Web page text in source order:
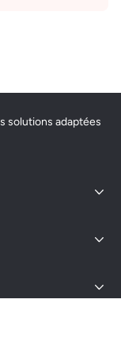
solutions adaptées